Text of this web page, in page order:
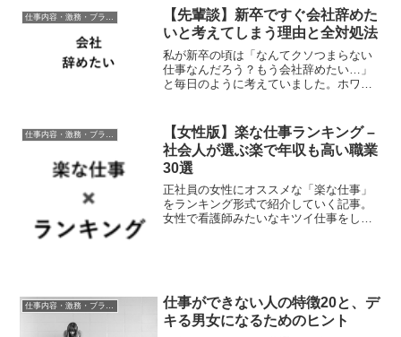
過ぎてマジ最高なんですよ！」なんてヒ
トにはこれまで一度も出会...
仕事内容・激務・ブラック度
【先輩談】新卒ですぐ会社辞めた
いと考えてしまう理由と全対処法
私が新卒の頃は「なんてクソつまらない
仕事なんだろう？もう会社辞めたい…」
と毎日のように考えていました。ホワイ
なく。新卒が100人いれば半分の50人くら
いは辞めたい！！と...
【女性版】楽な仕事ランキング –
社会人が選ぶ楽で年収も高い職業
30選
正社員の女性にオススメな「楽な仕事」
をランキング形式で紹介していく記事。
女性で看護師みたいなキツイ仕事をして
仕事ができない人の特徴20と、デ
キる男女になるためのヒント